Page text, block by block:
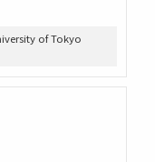
of Tokyo